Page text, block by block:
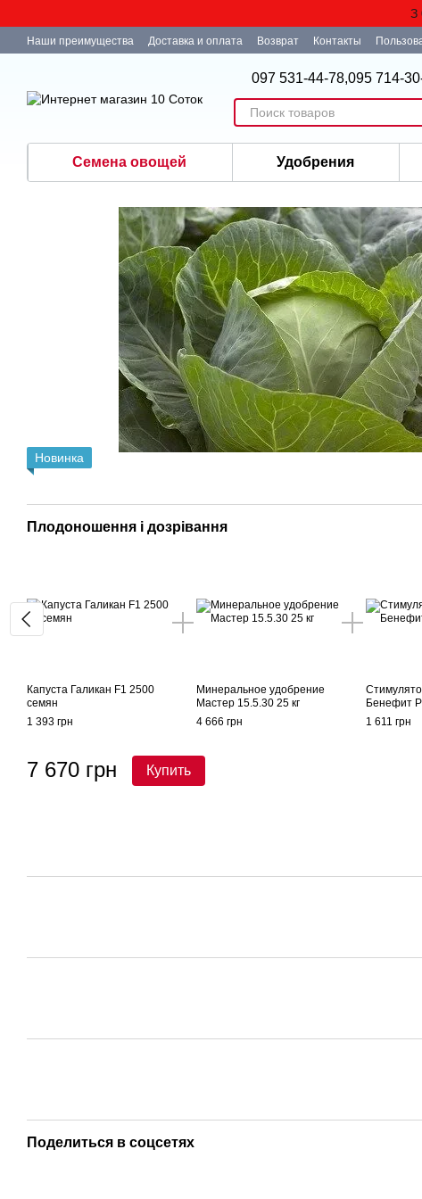
З
Наши преимущества Доставка и оплата Возврат Контакты
097 531-44-78,095 714-
Семена овощей Удобрения
Новинка
Плодоношення і дозрівання
Капуста Галикан F1 2500
семян
1 393 грн
Минеральное удобрение
Мастер 15.5.30 25 кг
4 666 грн
Бенефит
1 611 грн
7 670 грн Купить
Поделиться в соцсетях